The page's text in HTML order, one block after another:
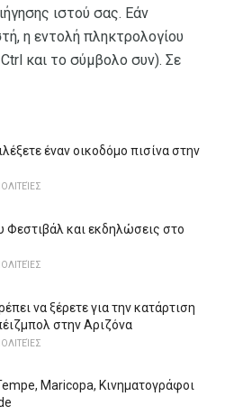
ιστού σας. Εάν
η εντολή πληκτρολογίου
και το σύμβολο συν). Σε
έναν οικοδόμο πισίνα στην
Φεστιβάλ και εκδηλώσεις στο
να ξέρετε για την κατάρτιση
στην Αριζόνα
Maricopa, Κινηματογράφοι